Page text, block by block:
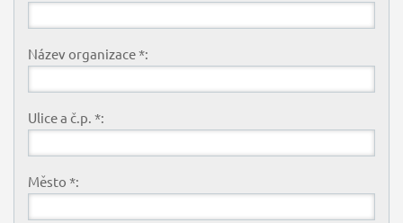
Název organizace *:
Ulice a č.p. *:
Město *: